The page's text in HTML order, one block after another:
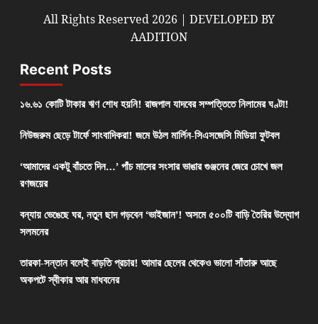
All Rights Reserved 2026 | DEVELOPED BY
AADITION
Recent Posts
১৬.৬১ কোটি টাকার ঋণ শোধ হয়নি! রাজপাল যাদবের সম্পত্তিতে নিলামের ঘণ্টা!
নিউজরুম ছেড়ে টার্ফে সাংবাদিকরা! জমে উঠল মার্লিন-সিএসজেসি মিডিয়া ফুটবল
‘আমাদের একটু বাঁচতে দিন…’ পাঁচ মাসের সংসার ভাঙার গুঞ্জনের জেরে চোখে জল
রণজয়ের
বন্যায় ভেঙেছে ঘর, নতুন ছাদ গড়বেন ‘ভাইজান’! অসমে ৫০০টি বাড়ি তৈরির উদ্যোগ
সলমনের
তারকা-সন্তান বলেই বাড়তি প্রচার! আমার ছেলের থেকেও ভালো সাঁতারু আছে
অকপটে স্বীকার আর মাধবনের